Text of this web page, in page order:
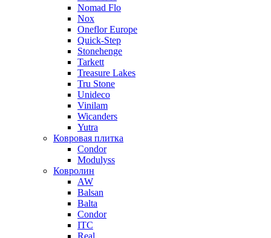
Nomad Flo
Nox
Oneflor Europe
Quick-Step
Stonehenge
Tarkett
Treasure Lakes
Tru Stone
Unideco
Vinilam
Wicanders
Yutra
Ковровая плитка
Condor
Modulyss
Ковролин
AW
Balsan
Balta
Condor
ITC
Real